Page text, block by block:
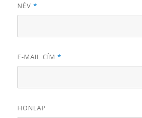
NÉV*
E-MAIL CÍM*
HONLAP